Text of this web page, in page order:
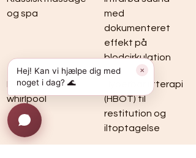
og spa
med
dokumenteret
effekt på
blodcirkulation
Dampbad og
whirlpool
Hyperbar iltterapi
(HBOT) til
restitution og
iltoptagelse
Hej! Kan vi hjælpe dig med
noget i dag? 🌊
✕